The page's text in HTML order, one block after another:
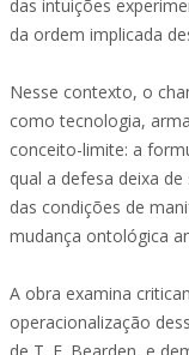
das intuições
da ordem implicada
Nesse contexto, o
como tecnologia,
conceito-limite: a
qual a defesa deixa
das condições de
mudança ontológica
A obra examina
operacionalização